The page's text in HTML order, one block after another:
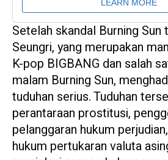
Setelah skandal Burning Sun
Seungri, yang merupakan
K-pop BIGBANG dan salah
malam Burning Sun,
tuduhan serius. Tuduhan
perantaraan prostitusi,
pelanggaran hukum
hukum pertukaran valuta